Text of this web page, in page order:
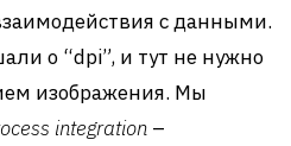
с данными.
о “dpi”, и тут не нужно
изображения. Мы
integration –